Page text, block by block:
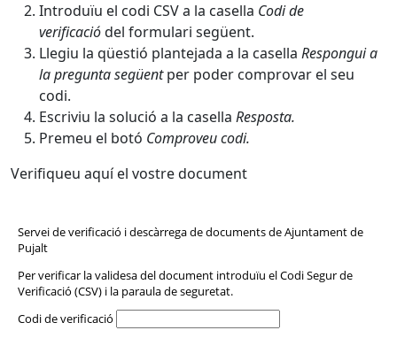
Introduïu el codi CSV a la casella Codi de
verificaciódel formulari següent.
Llegiu la qüestió plantejada a la casella Respongui a
la preguntasegüentper poder comprovar el seu
codi.
Escriviu la solució a la casella Resposta.
Premeu el botó Comproveu codi.
Verifiqueu aquí el vostre document